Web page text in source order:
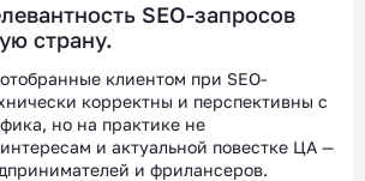
SEO-запросов
страну.
клиентом при SEO-
корректны и перспективны с
но на практике не
и актуальной повестке ЦА —
и фрилансеров.